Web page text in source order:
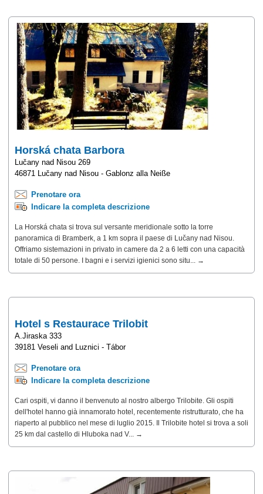
Horská chata Barbora
Lučany nad Nisou 269
46871 Lučany nad Nisou - Gablonz alla Neiße
Prenotare ora
Indicare la completa descrizione
La Horská chata si trova sul versante meridionale sotto la torre
panoramica di Bramberk, a 1 km sopra il paese di Lučany nad Nisou.
Offriamo sistemazioni in privato in camere da 2 a 6 letti con una capacità
totale di 50 persone. I bagni e i servizi igienici sono situ... →
Hotel s Restaurace Trilobit
A.Jiraska 333
39181 Veseli and Luznici - Tábor
Prenotare ora
Indicare la completa descrizione
Cari ospiti, vi danno il benvenuto al nostro albergo Trilobite. Gli ospiti
dell'hotel hanno già innamorato hotel, recentemente ristrutturato, che ha
riaperto al pubblico nel mese di luglio 2015. Il Trilobite hotel si trova a soli
25 km dal castello di Hluboka nad V... →